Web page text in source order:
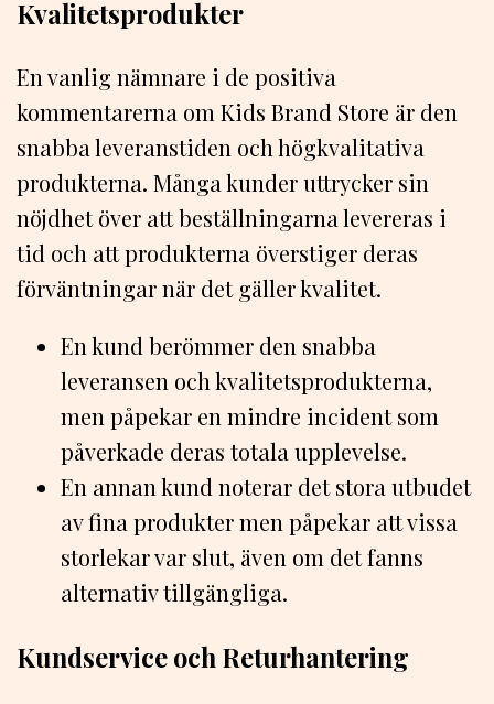
Kvalitetsprodukter
En vanlig nämnare i de positiva
kommentarerna om Kids Brand Store är den
snabba leveranstiden och högkvalitativa
produkterna. Många kunder uttrycker sin
nöjdhet över att beställningarna levereras i
tid och att produkterna överstiger deras
förväntningar när det gäller kvalitet.
En kund berömmer den snabba
leveransen och kvalitetsprodukterna,
men påpekar en mindre incident som
påverkade deras totala upplevelse.
En annan kund noterar det stora utbudet
av fina produkter men påpekar att vissa
storlekar var slut, även om det fanns
alternativ tillgängliga.
Kundservice och Returhantering